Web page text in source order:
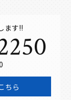
ます!!
ちら